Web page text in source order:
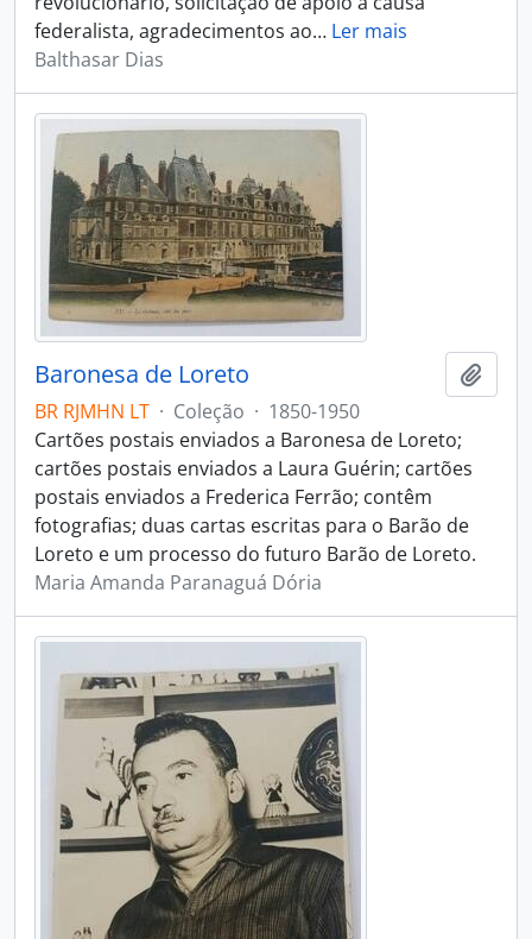
federalista, agradecimentos ao… Ler mais
Balthasar Dias
Baronesa de Loreto
BR RJMHN LT · Coleção · 1850-1950
Cartões postais enviados a Baronesa de Loreto;
cartões postais enviados a Laura Guérin; cartões
postais enviados a Frederica Ferrão; contêm
fotografias; duas cartas escritas para o Barão de
Loreto e um processo do futuro Barão de Loreto.
Maria Amanda Paranaguá Dória